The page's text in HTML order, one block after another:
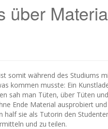
über
somit während des Studiums
kommen musste: Ein
sah man Tüten, über Tüten und
Ende Material ausprobiert
sie als Tutorin den
und zu teilen.